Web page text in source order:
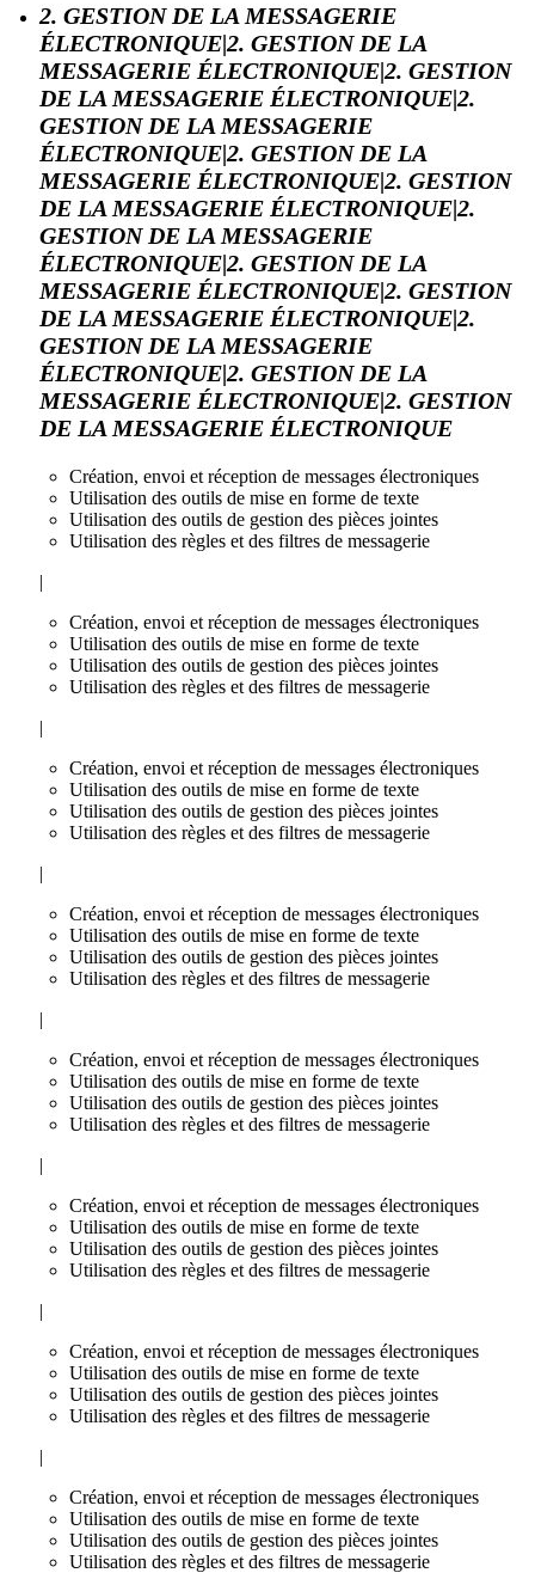
2. GESTION DE LA MESSAGERIE
ÉLECTRONIQUE|2. GESTION DE LA
MESSAGERIE ÉLECTRONIQUE|2. GESTION
DE LA MESSAGERIE ÉLECTRONIQUE|2.
GESTION DE LA MESSAGERIE
ÉLECTRONIQUE|2. GESTION DE LA
MESSAGERIE ÉLECTRONIQUE|2. GESTION
DE LA MESSAGERIE ÉLECTRONIQUE|2.
GESTION DE LA MESSAGERIE
ÉLECTRONIQUE|2. GESTION DE LA
MESSAGERIE ÉLECTRONIQUE|2. GESTION
DE LA MESSAGERIE ÉLECTRONIQUE|2.
GESTION DE LA MESSAGERIE
ÉLECTRONIQUE|2. GESTION DE LA
MESSAGERIE ÉLECTRONIQUE|2. GESTION
DE LA MESSAGERIE ÉLECTRONIQUE
Création, envoi et réception de messages électroniques
Utilisation des outils de mise en forme de texte
Utilisation des outils de gestion des pièces jointes
Utilisation des règles et des filtres de messagerie
|
Création, envoi et réception de messages électroniques
Utilisation des outils de mise en forme de texte
Utilisation des outils de gestion des pièces jointes
Utilisation des règles et des filtres de messagerie
|
Création, envoi et réception de messages électroniques
Utilisation des outils de mise en forme de texte
Utilisation des outils de gestion des pièces jointes
Utilisation des règles et des filtres de messagerie
|
Création, envoi et réception de messages électroniques
Utilisation des outils de mise en forme de texte
Utilisation des outils de gestion des pièces jointes
Utilisation des règles et des filtres de messagerie
|
Création, envoi et réception de messages électroniques
Utilisation des outils de mise en forme de texte
Utilisation des outils de gestion des pièces jointes
Utilisation des règles et des filtres de messagerie
|
Création, envoi et réception de messages électroniques
Utilisation des outils de mise en forme de texte
Utilisation des outils de gestion des pièces jointes
Utilisation des règles et des filtres de messagerie
|
Création, envoi et réception de messages électroniques
Utilisation des outils de mise en forme de texte
Utilisation des outils de gestion des pièces jointes
Utilisation des règles et des filtres de messagerie
|
Création, envoi et réception de messages électroniques
Utilisation des outils de mise en forme de texte
Utilisation des outils de gestion des pièces jointes
Utilisation des règles et des filtres de messagerie